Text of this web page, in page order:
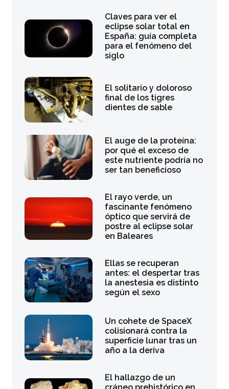
Claves para ver el
eclipse solar total en
España: guía completa
para el fenómeno del
siglo
El solitario y doloroso
final de los tigres
dientes de sable
El auge de la proteína:
por qué el exceso de
este nutriente podría no
ser tan beneficioso
El rayo verde, un
fascinante fenómeno
óptico que servirá de
postre al eclipse solar
en Baleares
Ellas se recuperan
antes: el despertar tras
la anestesia es distinto
según el sexo
Un cohete de SpaceX
colisionará contra la
superficie lunar tras un
año a la deriva
El hallazgo de un